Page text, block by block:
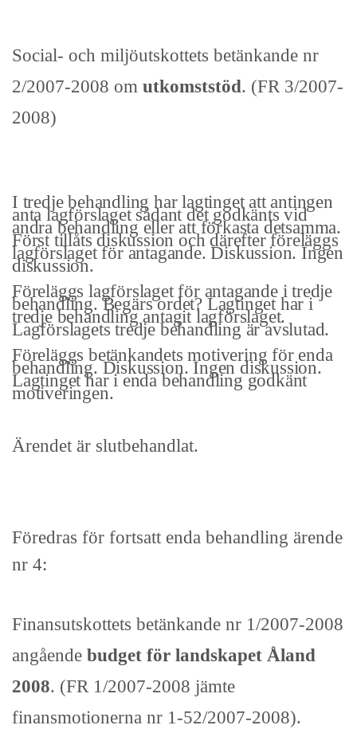
Social- och miljöutskottets betänkande nr
2/2007-2008 om utkomststöd. (FR 3/2007-
2008)
I tredje behandling har lagtinget att antingen
anta lagförslaget sådant det godkänts vid
andra behandling eller att förkasta detsamma.
Först tillåts diskussion och därefter föreläggs
lag­förslaget för antagande. Diskussion. Ingen
diskussion.
Föreläggs lagförslaget för antagande i tredje
behandling. Begärs ordet? Lag­tinget har i
tredje behandling antagit lagförslaget.
Lagförslagets tredje behandling är avslutad.
Föreläggs betänkandets motivering för enda
be­handling. Diskussion. Ingen diskussion.
Lagtinget har i enda behandling godkänt
motiveringen.
Ärendet är slutbehandlat.
Föredras för fortsatt enda behandling ärende
nr 4:
Finansutskottets betänkande nr 1/2007-2008
angående budget för landskapet Åland
2008. (FR 1/2007-2008 jämte
finansmotionerna nr 1-52/2007-2008).